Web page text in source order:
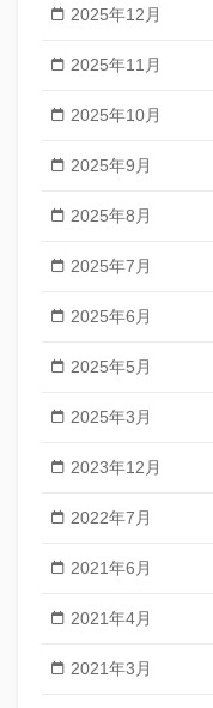
2025年12月
2025年11月
2025年10月
2025年9月
2025年8月
2025年7月
2025年6月
2025年5月
2025年3月
2023年12月
2022年7月
2021年6月
2021年4月
2021年3月